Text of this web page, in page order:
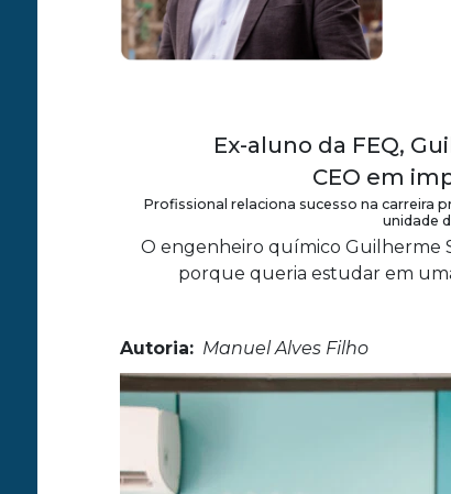
Ex-aluno da FEQ,
CEO em
Profissional relaciona sucesso na carreira
unidade
O engenheiro químico Guilherme
porque queria estudar em
Autoria: Manuel Alves Filho